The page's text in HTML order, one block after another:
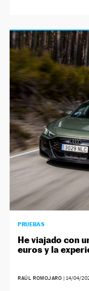
PRUEBAS
He viajado con
euros y la
RAÚL ROMOJARO | 14/04/